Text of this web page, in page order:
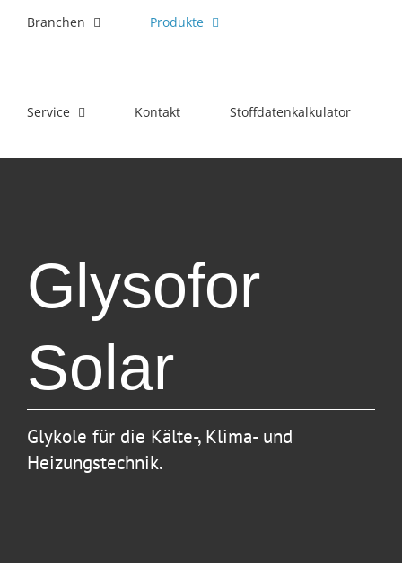
Branchen Produkte
Service Kontakt Stoffdatenkalkulator
Glysofor
Solar
Glykole für die Kälte-, Klima- und
Heizungstechnik.